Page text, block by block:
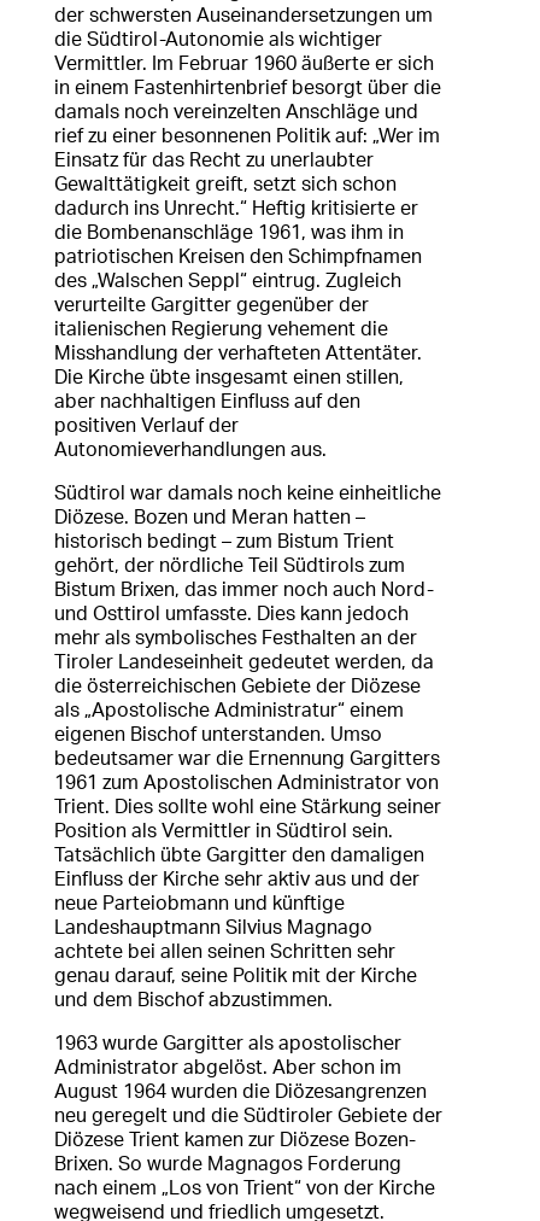
der schwersten Auseinandersetzungen um
die Südtirol-Autonomie als wichtiger
Vermittler. Im Februar 1960 äußerte er sich
in einem Fastenhirtenbrief besorgt über die
damals noch vereinzelten Anschläge und
rief zu einer besonnenen Politik auf: „Wer im
Einsatz für das Recht zu unerlaubter
Gewalttätigkeit greift, setzt sich schon
dadurch ins Unrecht.“ Heftig kritisierte er
die Bombenanschläge 1961, was ihm in
patriotischen Kreisen den Schimpfnamen
des „Walschen Seppl“ eintrug. Zugleich
verurteilte Gargitter gegenüber der
italienischen Regierung vehement die
Misshandlung der verhafteten Attentäter.
Die Kirche übte insgesamt einen stillen,
aber nachhaltigen Einfluss auf den
positiven Verlauf der
Autonomieverhandlungen aus.
Südtirol war damals noch keine einheitliche
Diözese. Bozen und Meran hatten –
historisch bedingt – zum Bistum Trient
gehört, der nördliche Teil Südtirols zum
Bistum Brixen, das immer noch auch Nord-
und Osttirol umfasste. Dies kann jedoch
mehr als symbolisches Festhalten an der
Tiroler Landeseinheit gedeutet werden, da
die österreichischen Gebiete der Diözese
als „Apostolische Administratur“ einem
eigenen Bischof unterstanden. Umso
bedeutsamer war die Ernennung Gargitters
1961 zum Apostolischen Administrator von
Trient. Dies sollte wohl eine Stärkung seiner
Position als Vermittler in Südtirol sein.
Tatsächlich übte Gargitter den damaligen
Einfluss der Kirche sehr aktiv aus und der
neue Parteiobmann und künftige
Landeshauptmann Silvius Magnago
achtete bei allen seinen Schritten sehr
genau darauf, seine Politik mit der Kirche
und dem Bischof abzustimmen.
1963 wurde Gargitter als apostolischer
Administrator abgelöst. Aber schon im
August 1964 wurden die Diözesangrenzen
neu geregelt und die Südtiroler Gebiete der
Diözese Trient kamen zur Diözese Bozen-
Brixen. So wurde Magnagos Forderung
nach einem „Los von Trient“ von der Kirche
wegweisend und friedlich umgesetzt.